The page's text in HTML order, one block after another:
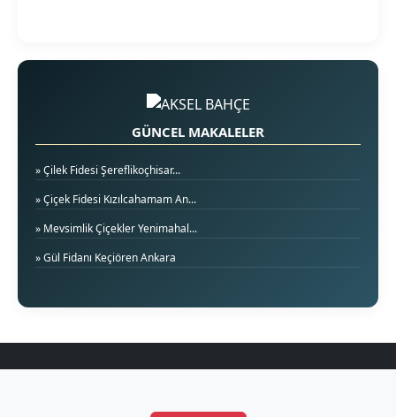
GÜNCEL MAKALELER
» Çilek Fidesi Şereflikoçhisar...
» Çiçek Fidesi Kızılcahamam An...
» Mevsimlik Çiçekler Yenimahal...
» Gül Fidanı Keçiören Ankara